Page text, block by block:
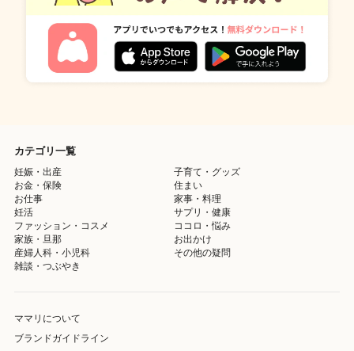
カテゴリ一覧
妊娠・出産
子育て・グッズ
お金・保険
住まい
お仕事
家事・料理
妊活
サプリ・健康
ファッション・コスメ
ココロ・悩み
家族・旦那
お出かけ
産婦人科・小児科
その他の疑問
雑談・つぶやき
ママリについて
ブランドガイドライン